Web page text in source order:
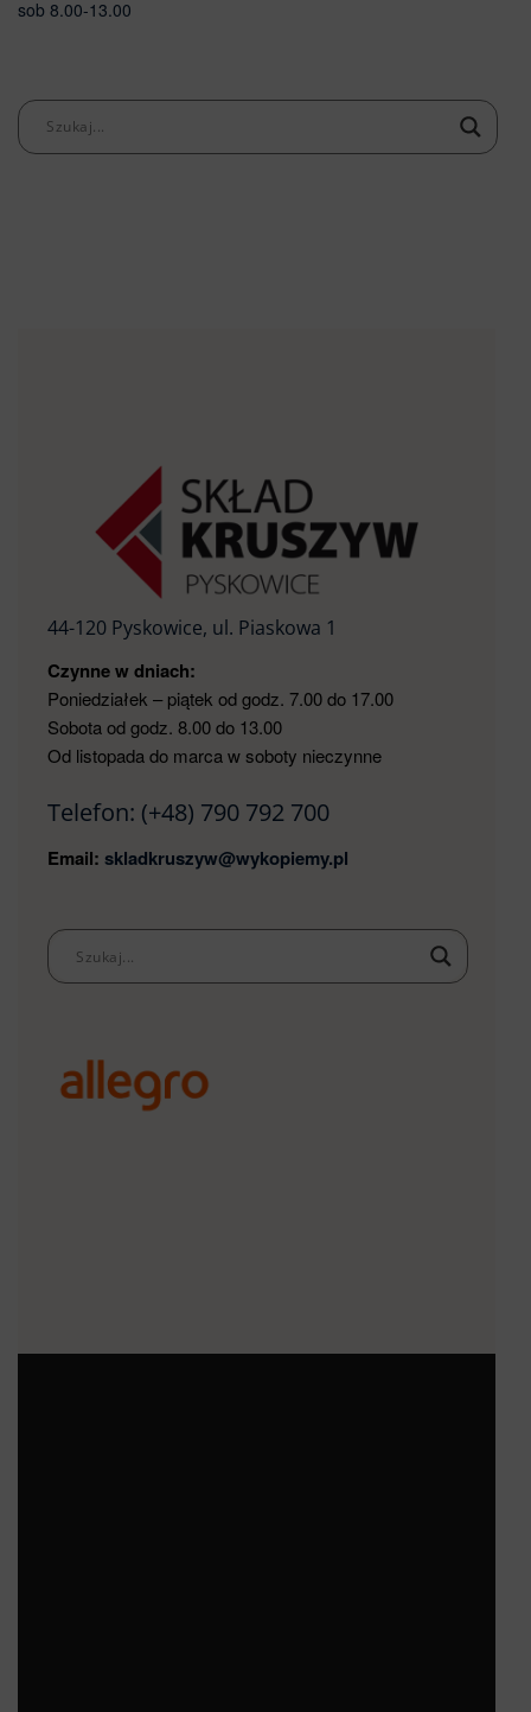
sob 8.00-13.00
44-120 Pyskowice, ul. Piaskowa 1
Czynne w dniach:
Poniedziałek – piątek od godz. 7.00 do 17.00
Sobota od godz. 8.00 do 13.00
Od listopada do marca w soboty nieczynne
Telefon: (+48) 790 792 700
Email: skladkruszyw@wykopiemy.pl